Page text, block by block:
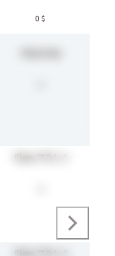
0＄
Flow プラン 1
Flow プラン 2